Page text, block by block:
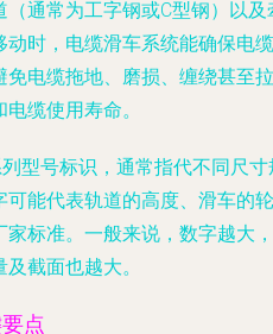
通常为工字钢或C型钢）以及
时，电缆滑车系统能确保电缆
电缆拖地、磨损、缠绕甚至拉
缆使用寿命。
型号标识，通常指代不同尺寸
能代表轨道的高度、滑车的轮
标准。一般来说，数字越大，
截面也越大。
点